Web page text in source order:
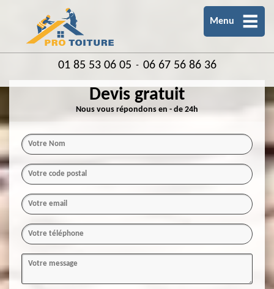
Menu
01 85 53 06 05 - 06 67 56 86 36
Devis gratuit
Nous vous répondons en - de 24h